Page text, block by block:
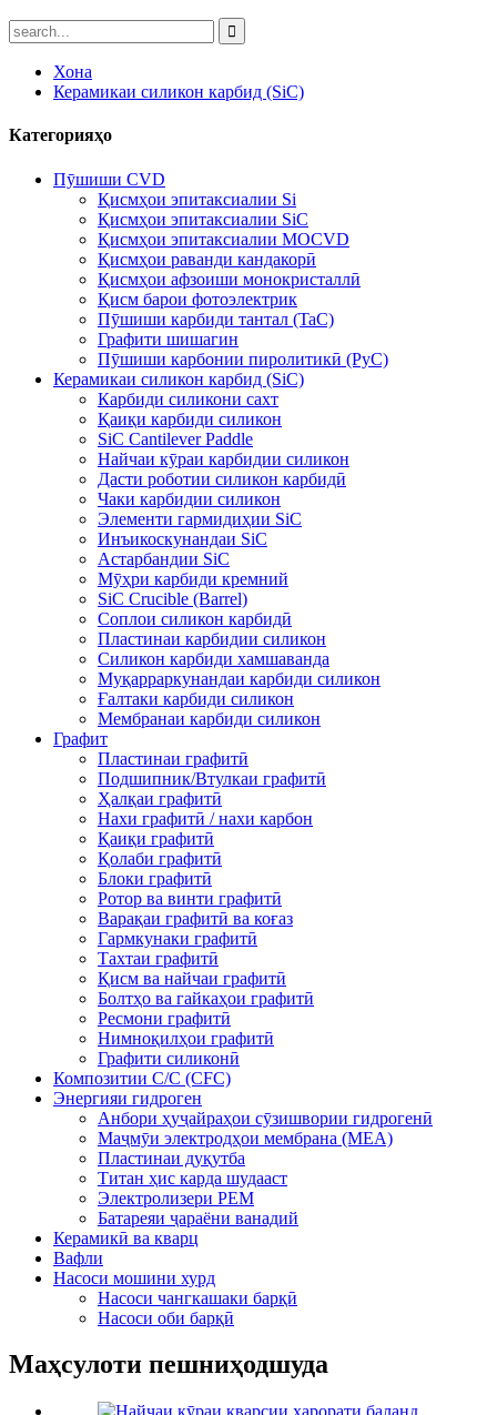
Хона
Керамикаи силикон карбид (SiC)
Категорияҳо
Пӯшиши CVD
Қисмҳои эпитаксиалии Si
Қисмҳои эпитаксиалии SiC
Қисмҳои эпитаксиалии MOCVD
Қисмҳои раванди кандакорӣ
Қисмҳои афзоиши монокристаллӣ
Қисм барои фотоэлектрик
Пӯшиши карбиди тантал (TaC)
Графити шишагин
Пӯшиши карбонии пиролитикӣ (PyC)
Керамикаи силикон карбид (SiC)
Карбиди силикони сахт
Қаиқи карбиди силикон
SiC Cantilever Paddle
Найчаи кӯраи карбидии силикон
Дасти роботии силикон карбидӣ
Чаки карбидии силикон
Элементи гармидиҳии SiC
Инъикоскунандаи SiC
Астарбандии SiC
Мӯҳри карбиди кремний
SiC Crucible (Barrel)
Соплои силикон карбидӣ
Пластинаи карбидии силикон
Силикон карбиди хамшаванда
Муқарраркунандаи карбиди силикон
Ғалтаки карбиди силикон
Мембранаи карбиди силикон
Графит
Пластинаи графитӣ
Подшипник/Втулкаи графитӣ
Ҳалқаи графитӣ
Нахи графитӣ / нахи карбон
Қаиқи графитӣ
Қолаби графитӣ
Блоки графитӣ
Ротор ва винти графитӣ
Варақаи графитӣ ва коғаз
Гармкунаки графитӣ
Тахтаи графитӣ
Қисм ва найчаи графитӣ
Болтҳо ва гайкаҳои графитӣ
Ресмони графитӣ
Нимноқилҳои графитӣ
Графити силиконӣ
Композитии C/C (CFC)
Энергияи гидроген
Анбори ҳуҷайраҳои сӯзишвории гидрогенӣ
Маҷмӯи электродҳои мембрана (MEA)
Пластинаи дуқутба
Титан ҳис карда шудааст
Электролизери PEM
Батареяи ҷараёни ванадий
Керамикӣ ва кварц
Вафли
Насоси мошини хурд
Насоси чангкашаки барқӣ
Насоси оби барқӣ
Маҳсулоти пешниҳодшуда